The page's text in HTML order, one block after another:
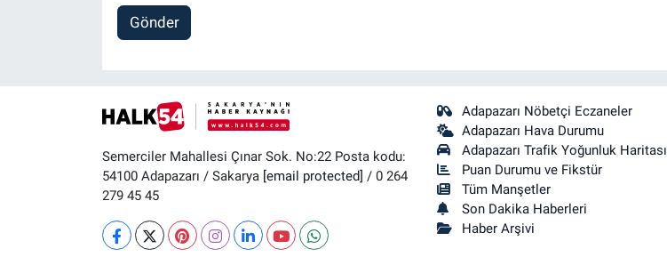
Gönder
Semerciler Mahallesi Çınar Sok. No:22 Posta kodu:
54100 Adapazarı / Sakarya [email protected] / 0 264
279 45 45
Adapazarı Nöbetçi Eczaneler
Adapazarı Hava Durumu
Adapazarı Trafik Yoğunluk Haritası
Puan Durumu ve Fikstür
Tüm Manşetler
Son Dakika Haberleri
Haber Arşivi